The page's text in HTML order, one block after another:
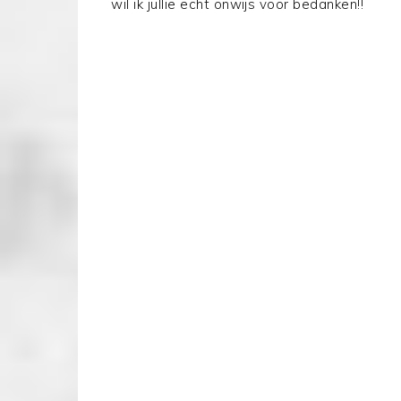
wil ik jullie echt onwijs voor bedanken!!